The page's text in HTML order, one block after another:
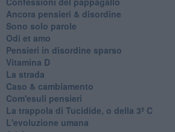
Ancora pensieri & disordine
Sono solo parole
Odi et amo
Pensieri in disordine sparso
Vitamina D
La strada
Caso & cambiamento
Com'esuli pensieri
La trappola di Tucidide, o della 3ª C
L'evoluzione umana